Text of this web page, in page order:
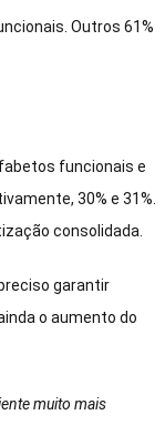
Outros 61%
funcionais e
30% e 31%.
consolidada.
garantir
o aumento do
muito mais